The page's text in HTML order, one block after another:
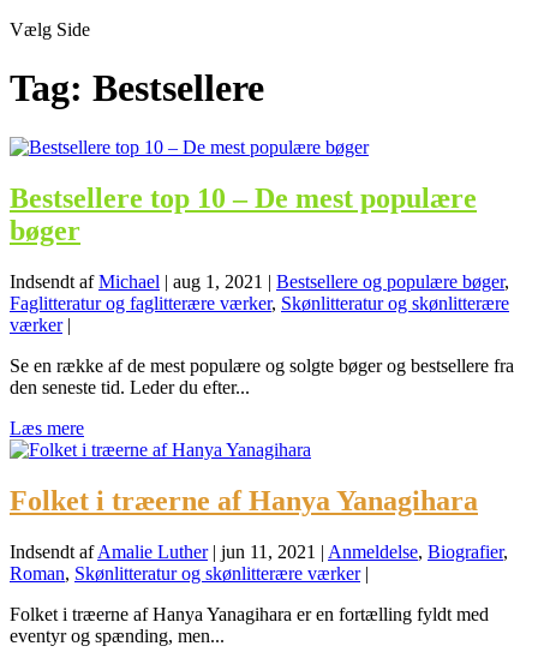
Vælg Side
Tag: Bestsellere
Bestsellere top 10 – De mest populære
bøger
Indsendt afMichael | aug 1, 2021 | Bestsellere og populære bøger,
Faglitteratur og faglitterære værker, Skønlitteratur og skønlitterære
værker|
Se en række af de mest populære og solgte bøger og bestsellere fra
den seneste tid. Leder du efter...
Læs mere
Folket i træerne af Hanya Yanagihara
Indsendt afAmalie Luther| jun 11, 2021 | Anmeldelse, Biografier,
Roman, Skønlitteratur og skønlitterære værker|
Folket i træerne af Hanya Yanagihara er en fortælling fyldt med
eventyr og spænding, men...